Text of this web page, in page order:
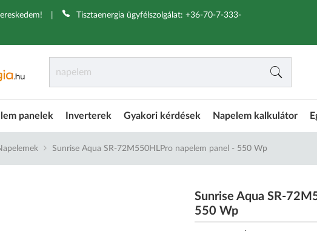
Tisztaenergia ügyfélszolgálat: +36-70-7-333-
panelek Inverterek Gyakori kérdések Napelem kalkulátor
Sunrise Aqua SR-72M550HLPro napelem panel - 550 Wp
Sunrise Aqua SR-
550 Wp